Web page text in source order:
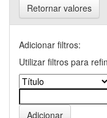
Retornar valores
Adicionar filtros:
Utilizar filtros para